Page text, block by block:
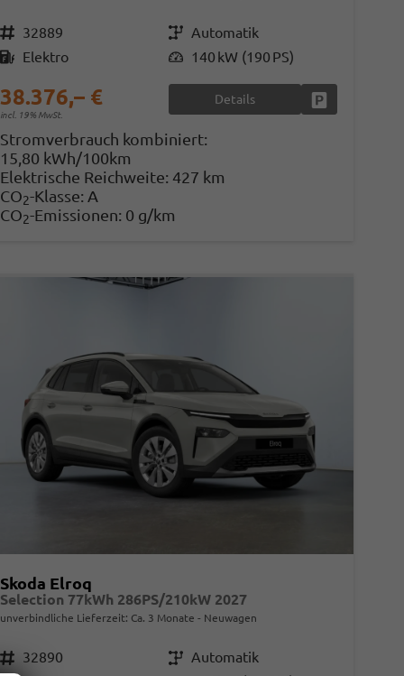
Fahrzeugnr. 32889 GetriebeAutomatik
Kraftstoff Elektro Leistung 140 kW (190 PS)
38.376,– €
incl. 19% MwSt.
Details
Stromverbrauch kombiniert:
15,80 kWh/100km
Elektrische Reichweite: 427 km
CO2-Klasse: A
CO2-Emissionen: 0 g/km
Skoda Elroq
Selection 77kWh 286PS/210kW 2027
unverbindliche Lieferzeit: Ca. 3 Monate Neuwagen
Fahrzeugnr. 32890 GetriebeAutomatik